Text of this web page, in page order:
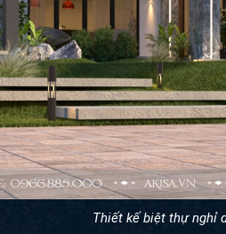
Thiết kế biệt thự nghỉ